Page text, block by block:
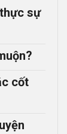
sự
cốt